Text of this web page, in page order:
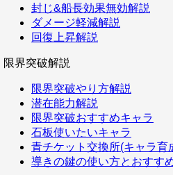
封じ&船長効果無効解説
ダメージ軽減解説
回復上昇解説
限界突破解説
限界突破やり方解説
潜在能力解説
限界突破おすすめキャラ
石板使いたいキャラ
青チケット交換所(キャラ育
導きの鍵の使い方とおすす